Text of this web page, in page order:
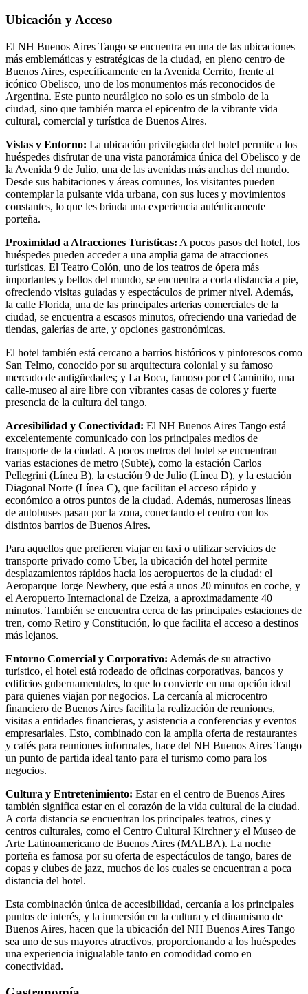
Ubicación y Acceso
El NH Buenos Aires Tango se encuentra en una de las ubicaciones
más emblemáticas y estratégicas de la ciudad, en pleno centro de
Buenos Aires, específicamente en la Avenida Cerrito, frente al
icónico Obelisco, uno de los monumentos más reconocidos de
Argentina. Este punto neurálgico no solo es un símbolo de la
ciudad, sino que también marca el epicentro de la vibrante vida
cultural, comercial y turística de Buenos Aires.
Vistas y Entorno: La ubicación privilegiada del hotel permite a los
huéspedes disfrutar de una vista panorámica única del Obelisco y de
la Avenida 9 de Julio, una de las avenidas más anchas del mundo.
Desde sus habitaciones y áreas comunes, los visitantes pueden
contemplar la pulsante vida urbana, con sus luces y movimientos
constantes, lo que les brinda una experiencia auténticamente
porteña.
Proximidad a Atracciones Turísticas: A pocos pasos del hotel, los
huéspedes pueden acceder a una amplia gama de atracciones
turísticas. El Teatro Colón, uno de los teatros de ópera más
importantes y bellos del mundo, se encuentra a corta distancia a pie,
ofreciendo visitas guiadas y espectáculos de primer nivel. Además,
la calle Florida, una de las principales arterias comerciales de la
ciudad, se encuentra a escasos minutos, ofreciendo una variedad de
tiendas, galerías de arte, y opciones gastronómicas.
El hotel también está cercano a barrios históricos y pintorescos como
San Telmo, conocido por su arquitectura colonial y su famoso
mercado de antigüedades; y La Boca, famoso por el Caminito, una
calle-museo al aire libre con vibrantes casas de colores y fuerte
presencia de la cultura del tango.
Accesibilidad y Conectividad: El NH Buenos Aires Tango está
excelentemente comunicado con los principales medios de
transporte de la ciudad. A pocos metros del hotel se encuentran
varias estaciones de metro (Subte), como la estación Carlos
Pellegrini (Línea B), la estación 9 de Julio (Línea D), y la estación
Diagonal Norte (Línea C), que facilitan el acceso rápido y
económico a otros puntos de la ciudad. Además, numerosas líneas
de autobuses pasan por la zona, conectando el centro con los
distintos barrios de Buenos Aires.
Para aquellos que prefieren viajar en taxi o utilizar servicios de
transporte privado como Uber, la ubicación del hotel permite
desplazamientos rápidos hacia los aeropuertos de la ciudad: el
Aeroparque Jorge Newbery, que está a unos 20 minutos en coche, y
el Aeropuerto Internacional de Ezeiza, a aproximadamente 40
minutos. También se encuentra cerca de las principales estaciones de
tren, como Retiro y Constitución, lo que facilita el acceso a destinos
más lejanos.
Entorno Comercial y Corporativo: Además de su atractivo
turístico, el hotel está rodeado de oficinas corporativas, bancos y
edificios gubernamentales, lo que lo convierte en una opción ideal
para quienes viajan por negocios. La cercanía al microcentro
financiero de Buenos Aires facilita la realización de reuniones,
visitas a entidades financieras, y asistencia a conferencias y eventos
empresariales. Esto, combinado con la amplia oferta de restaurantes
y cafés para reuniones informales, hace del NH Buenos Aires Tango
un punto de partida ideal tanto para el turismo como para los
negocios.
Cultura y Entretenimiento: Estar en el centro de Buenos Aires
también significa estar en el corazón de la vida cultural de la ciudad.
A corta distancia se encuentran los principales teatros, cines y
centros culturales, como el Centro Cultural Kirchner y el Museo de
Arte Latinoamericano de Buenos Aires (MALBA). La noche
porteña es famosa por su oferta de espectáculos de tango, bares de
copas y clubes de jazz, muchos de los cuales se encuentran a poca
distancia del hotel.
Esta combinación única de accesibilidad, cercanía a los principales
puntos de interés, y la inmersión en la cultura y el dinamismo de
Buenos Aires, hacen que la ubicación del NH Buenos Aires Tango
sea uno de sus mayores atractivos, proporcionando a los huéspedes
una experiencia inigualable tanto en comodidad como en
conectividad.